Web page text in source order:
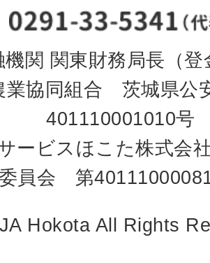
機関 関東財務局長（登
業協同組合 茨城県
401110001010号
ービスほこた株式会
員会 第
Hokota All Rights